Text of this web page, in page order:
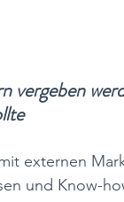
vergeben
externen
und Know-